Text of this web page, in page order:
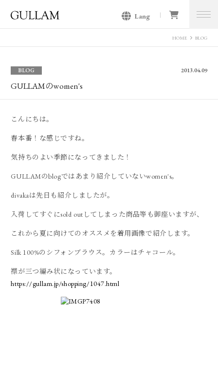
Lang
HOME BLOG
BLOG 2013.04.09
GULLAMのwomen's
こんにちは。
春本番！な感じですね。
気持ちのよい季節になってきました！
GULLAMのblogではあまり紹介していないwomen's。
divakaは先日も紹介しましたが。
入荷してすぐにsold outしてしまった商品等も御座いますが、
これから夏に向けてのオススメを着用画像で紹介します。
Silk 100%のシフォンブラウス。カラーはチャコール。
襟が三つ編み状になっています。
https://gullam.jp/shopping/1047.html